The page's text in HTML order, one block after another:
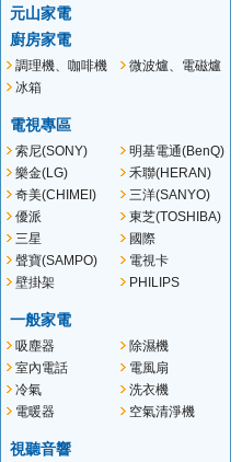
元山家電
廚房家電
調理機、咖啡機
微波爐、電磁爐
冰箱
電視專區
索尼(SONY)
明基電通(BenQ)
樂金(LG)
禾聯(HERAN)
奇美(CHIMEI)
三洋(SANYO)
優派
(VIEWSONIC)
東芝(TOSHIBA)
三星
(SAMSUNG)
國際
(Panasonic)
聲寶(SAMPO)
電視卡
壁掛架
PHILIPS
一般家電
吸塵器
除濕機
室內電話
電風扇
冷氣
洗衣機
電暖器
空氣清淨機
視聽音響